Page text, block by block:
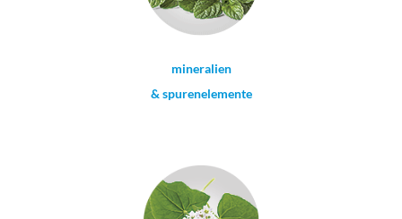
mineralien
& spurenelemente